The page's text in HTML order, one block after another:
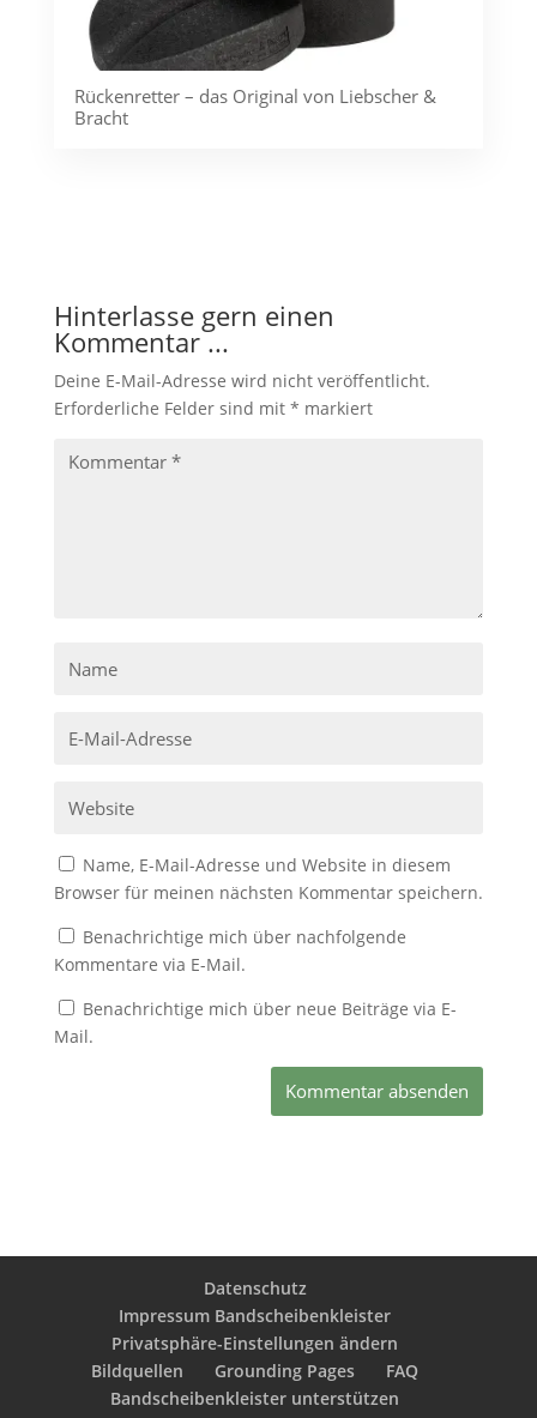
Rückenretter – das Original von Liebscher &
Bracht
Hinterlasse gern einen
Kommentar ...
Deine E-Mail-Adresse wird nicht veröffentlicht.
Erforderliche Felder sind mit * markiert
Name, E-Mail-Adresse und Website in diesem
Browser für meinen nächsten Kommentar speichern.
Benachrichtige mich über nachfolgende
Kommentare via E-Mail.
Benachrichtige mich über neue Beiträge via E-
Mail.
Datenschutz
Impressum Bandscheibenkleister
Privatsphäre-Einstellungen ändern
Bildquellen
Grounding Pages
FAQ
Bandscheibenkleister unterstützen